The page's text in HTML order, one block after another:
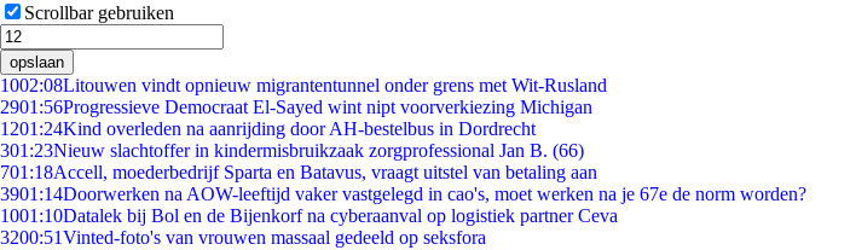
Scrollbar gebruiken
opslaan
1002:08Litouwen vindt opnieuw migrantentunnel onder grens met Wit-Rusland
2901:56Progressieve Democraat El-Sayed wint nipt voorverkiezing Michigan
1201:24Kind overleden na aanrijding door AH-bestelbus in Dordrecht
301:23Nieuw slachtoffer in kindermisbruikzaak zorgprofessional Jan B. (66)
701:18Accell, moederbedrijf Sparta en Batavus, vraagt uitstel van betaling aan
3901:14Doorwerken na AOW-leeftijd vaker vastgelegd in cao's, moet werken na je 67e de norm worden?
1001:10Datalek bij Bol en de Bijenkorf na cyberaanval op logistiek partner Ceva
3200:51Vinted-foto's van vrouwen massaal gedeeld op seksfora